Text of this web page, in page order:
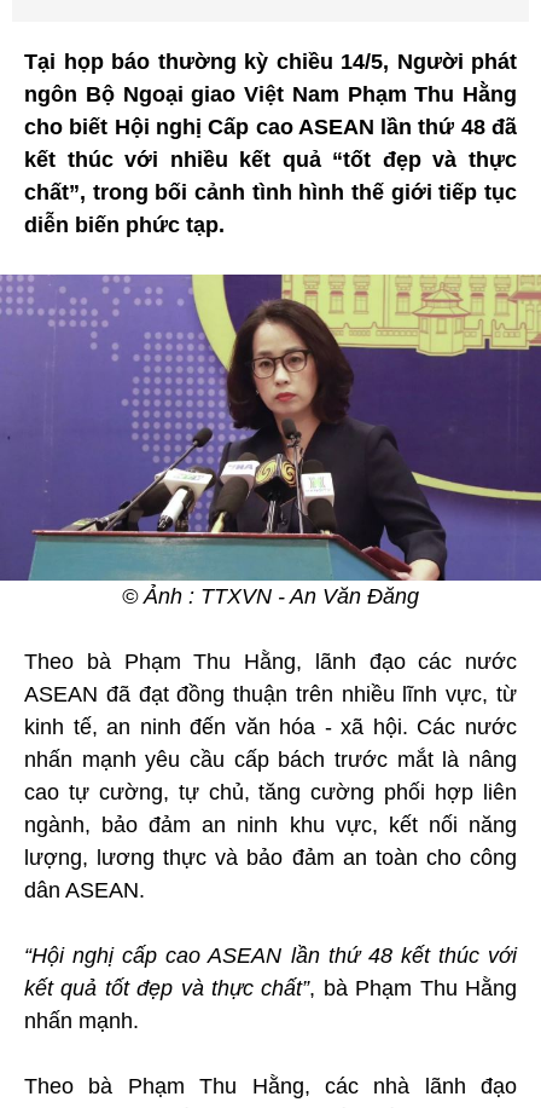
Tại họp báo thường kỳ chiều 14/5, Người phát
ngôn Bộ Ngoại giao Việt Nam Phạm Thu Hằng
cho biết Hội nghị Cấp cao ASEAN lần thứ 48 đã
kết thúc với nhiều kết quả “tốt đẹp và thực
chất”, trong bối cảnh tình hình thế giới tiếp tục
diễn biến phức tạp.
© Ảnh : TTXVN - An Văn Đăng
Theo bà Phạm Thu Hằng, lãnh đạo các nước
ASEAN đã đạt đồng thuận trên nhiều lĩnh vực, từ
kinh tế, an ninh đến văn hóa - xã hội. Các nước
nhấn mạnh yêu cầu cấp bách trước mắt là nâng
cao tự cường, tự chủ, tăng cường phối hợp liên
ngành, bảo đảm an ninh khu vực, kết nối năng
lượng, lương thực và bảo đảm an toàn cho công
dân ASEAN.
“Hội nghị cấp cao ASEAN lần thứ 48 kết thúc với
kết quả tốt đẹp và thực chất”, bà Phạm Thu Hằng
nhấn mạnh.
Theo bà Phạm Thu Hằng, các nhà lãnh đạo